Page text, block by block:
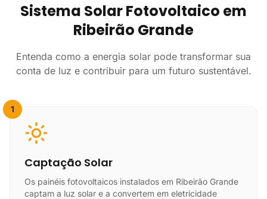
Sistema Solar Fotovoltaico em
Ribeirão Grande
Entenda como a energia solar pode transformar sua
conta de luz e contribuir para um futuro sustentável.
1
Captação Solar
Os painéis fotovoltaicos instalados em Ribeirão Grande
captam a luz solar e a convertem em eletricidade